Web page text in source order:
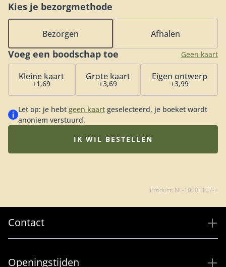
gebruiken. Het boeket bevat een prachtige roos,
mooie gerbera en de opvallende Heliconia. Ons
Beterschap boeket is voor niets één van onze
bestsellers en perfect om iemand een hart onder de
riem te steken. Tip: bestel een bijpassende vaas of ga
voor onze luxueuze bonbons of heerlijke chocolade.
Voeg een boodschap toe Geen kaart
Kleine kaart
+1,69
Grote kaart
+3,69
Eigen ontwerp
+3,99
Let op: je hebt geen kaart geselecteerd, je boeket wordt
anoniem verstuurd.
Kies je bezorgmethode
Bezorgen Afhalen
IK WIL BESTELLEN
Product: NL-10001107-3
Contact
Openingstijden